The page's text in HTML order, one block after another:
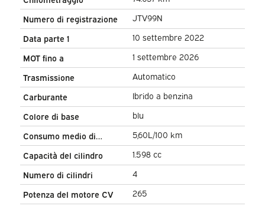
Numero di registrazione
JTV99N
Data parte 1
10 settembre 2022
MOT fino a
1 settembre 2026
Trasmissione
Automatico
Carburante
Ibrido a benzina
Colore di base
blu
Consumo medio di
carburante
5,60L/100 km
Capacità del cilindro
1.598 cc
Numero di cilindri
4
Potenza del motore CV
265